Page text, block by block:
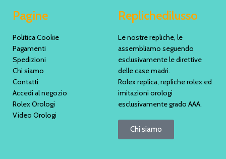
Pagine
Politica Cookie
Pagamenti
Spedizioni
Chi siamo
Contatti
Accedi al negozio
Rolex Orologi
Video Orologi
Replichedilusso
Le nostre repliche, le
assembliamo seguendo
esclusivamente le direttive
delle case madri.
Rolex replica, repliche rolex ed
imitazioni orologi
esclusivamente grado AAA.
Chi siamo